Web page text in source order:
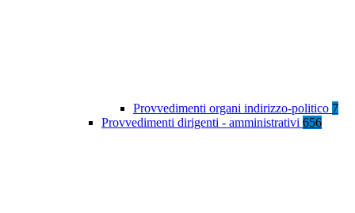
Provvedimenti organi indirizzo-politico 7
Provvedimenti dirigenti - amministrativi 656